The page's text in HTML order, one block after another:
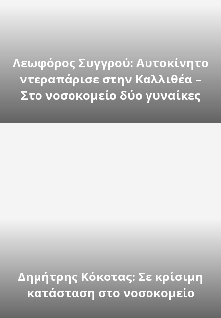
Λεωφόρος Συγγρού: Αυτοκίνητο
ντεραπάρισε στην Καλλιθέα –
Στο νοσοκομείο δύο γυναίκες
Δημήτρης Κόκοτας: Σε κρίσιμη
κατάσταση στο νοσοκομείο